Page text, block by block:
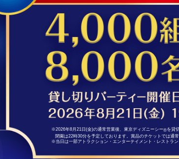
※2026年8月21日(金)の通常営業後、東京ディズニーシー®を貸
閉園は22時30分を予定しております。賞品のチケットでは通
※当日は一部アトラクション・エンターテイメント・レストラ